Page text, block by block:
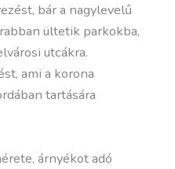
bár a nagylevelű
ültetik parkokba,
utcákra.
ami a korona
tartására
árnyékot adó